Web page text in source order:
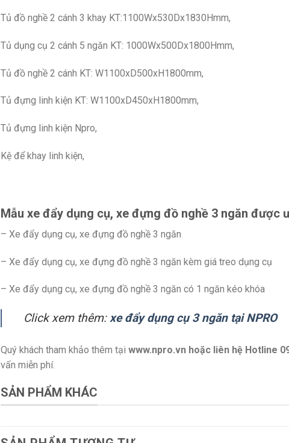
Tủ đồ nghề 2 cánh 3 khay KT:1100Wx530Dx1830Hmm,
Tủ dụng cụ 2 cánh 5 ngăn KT: 1000Wx500Dx1800Hmm,
Tủ đồ nghề 2 cánh KT: W1100xD500xH1800mm,
Tủ đựng linh kiện KT: W1100xD450xH1800mm,
Tủ đựng linh kiện Npro,
Kệ để khay linh kiện,
Mẫu xe đẩy dụng cụ, xe đựng đồ nghề 3 ngăn được
– Xe đẩy dụng cụ, xe đựng đồ nghề 3 ngăn
– Xe đẩy dụng cụ, xe đựng đồ nghề 3 ngăn kèm giá treo dụng cụ
– Xe đẩy dụng cụ, xe đựng đồ nghề 3 ngăn có 1 ngăn kéo khóa
Click xem thêm: xe đẩy dụng cụ 3 ngăn tại NPRO
Quý khách tham khảo thêm tại www.npro.vn hoặc liên hệ Hotline
vấn miễn phí.
SẢN PHẨM KHÁC